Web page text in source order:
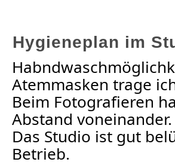
Hygieneplan im
Atemmasken trage
Beim Fotografieren
Abstand voneinander.
Das Studio ist gut
Betrieb.